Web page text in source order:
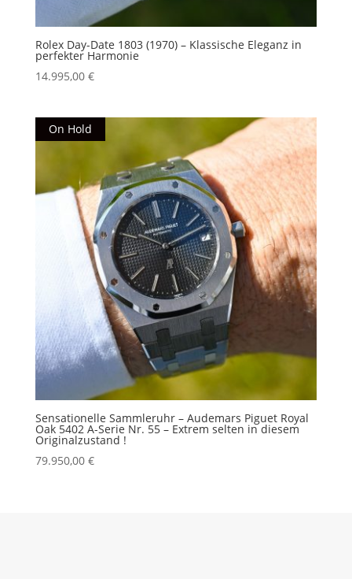
Rolex Day-Date 1803 (1970) – Klassische Eleganz in
perfekter Harmonie
14.995,00 €
On Hold
Sensationelle Sammleruhr – Audemars Piguet Royal
Oak 5402 A-Serie Nr. 55 – Extrem selten in diesem
Originalzustand !
79.950,00 €